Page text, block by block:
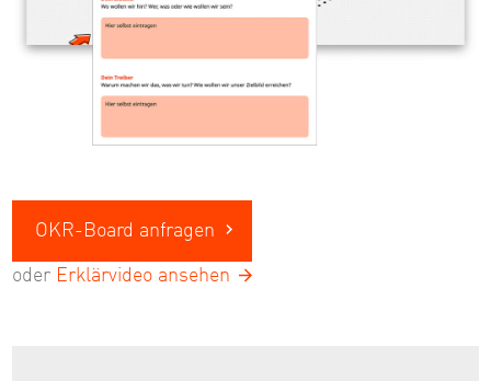
OKR-Board anfragen
oder Erklärvideo ansehen